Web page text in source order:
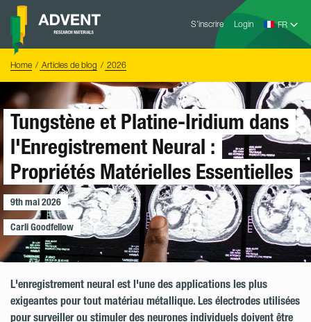
Skip
content
S’inscrire Login
Advent
Home Articles de blog 2026
Tungstène et Platine-Iridium dans
l'Enregistrement Neural :
Propriétés Matérielles Essentielles
9th mai 2026
Carli Goodfellow
L'enregistrement neural est l'une des applications les plus
exigeantes pour tout matériau métallique. Les électrodes utilisées
pour surveiller ou stimuler des neurones individuels doivent être